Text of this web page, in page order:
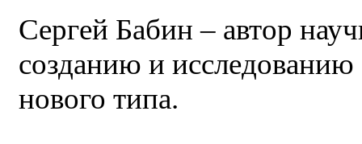
Сергей Бабин – автор
созданию и исследованию
нового типа.